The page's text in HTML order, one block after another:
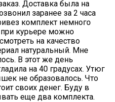
Доставка была на
заранее за 2 часа
комплект немного
курьере можно
на качество
натуральный. Мне
В этот же день
на 40 градусах. Утюг
не образовалось. Что
своих денег. Буду в
еще два комплекта.